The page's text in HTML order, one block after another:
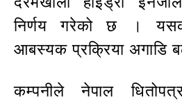
निर्णय गरेको छ ।
आबस्यक प्रक्रिया अगाडि
कम्पनीले नेपाल